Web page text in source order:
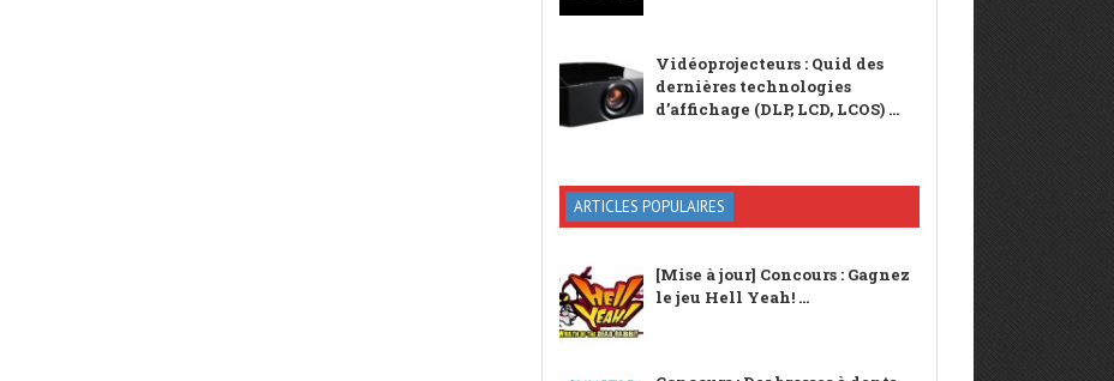
Vidéoprojecteurs : Quid des
dernières technologies
d’affichage (DLP, LCD, LCOS) ...
ARTICLES POPULAIRES
[Mise à jour] Concours : Gagnez
le jeu Hell Yeah! ...